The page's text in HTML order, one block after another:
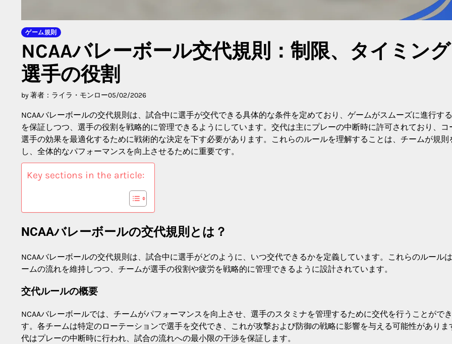
ゲーム規則
NCAAバレーボール交代規則：制限、タイミン
選手の役割
by 著者：ライラ・モンロー05/02/2026
NCAAバレーボールの交代規則は、試合中に選手が交代できる具体的な条件を定めており、ゲームがスムーズに進行す
を保証しつつ、選手の役割を戦略的に管理できるようにしています。交代は主にプレーの中断時に許可されており、コ
選手の効果を最適化するために戦術的な決定を下す必要があります。これらのルールを理解することは、チームが規則
し、全体的なパフォーマンスを向上させるために重要です。
Key sections in the article:
NCAAバレーボールの交代規則とは？
NCAAバレーボールの交代規則は、試合中に選手がどのように、いつ交代できるかを定義しています。これらのルール
ームの流れを維持しつつ、チームが選手の役割や疲労を戦略的に管理できるように設計されています。
交代ルールの概要
NCAAバレーボールでは、チームがパフォーマンスを向上させ、選手のスタミナを管理するために交代を行うことがで
す。各チームは特定のローテーションで選手を交代でき、これが攻撃および防御の戦略に影響を与える可能性がありま
代はプレーの中断時に行われ、試合の流れへの最小限の干渉を保証します。